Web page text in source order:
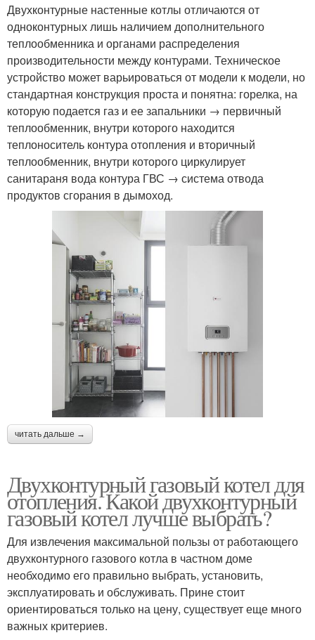
Двухконтурные настенные котлы отличаются от
одноконтурных лишь наличием дополнительного
теплообменника и органами распределения
производительности между контурами. Техническое
устройство может варьироваться от модели к модели, но
стандартная конструкция проста и понятна: горелка, на
которую подается газ и ее запальники → первичный
теплообменник, внутри которого находится
теплоноситель контура отопления и вторичный
теплообменник, внутри которого циркулирует
санитараня вода контура ГВС → система отвода
продуктов сгорания в дымоход.
читать дальше →
Двухконтурный газовый котел для
отопления. Какой двухконтурный
газовый котел лучше выбрать?
Для извлечения максимальной пользы от работающего
двухконтурного газового котла в частном доме
необходимо его правильно выбрать, установить,
эксплуатировать и обслуживать. Прине стоит
ориентироваться только на цену, существует еще много
важных критериев.